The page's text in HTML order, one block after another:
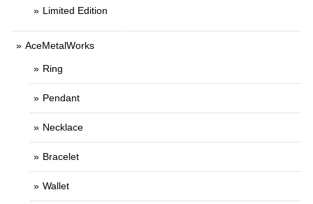
Limited Edition
AceMetalWorks
Ring
Pendant
Necklace
Bracelet
Wallet